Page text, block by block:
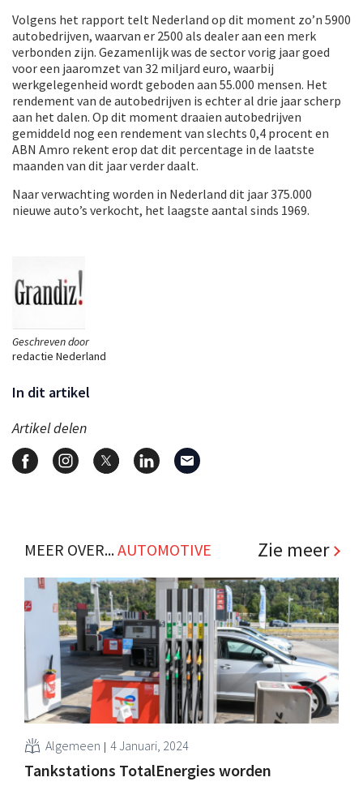
Geschreven door
redactie Nederland
In dit artikel
Artikel delen
Volgens het rapport telt Nederland op dit moment zo’n 5900
autobedrijven, waarvan er 2500 als dealer aan een merk
verbonden zijn. Gezamenlijk was de sector vorig jaar goed
voor een jaaromzet van 32 miljard euro, waarbij
werkgelegenheid wordt geboden aan 55.000 mensen. Het
rendement van de autobedrijven is echter al drie jaar scherp
aan het dalen. Op dit moment draaien autobedrijven
gemiddeld nog een rendement van slechts 0,4 procent en
ABN Amro rekent erop dat dit percentage in de laatste
maanden van dit jaar verder daalt.
Naar verwachting worden in Nederland dit jaar 375.000
nieuwe auto’s verkocht, het laagste aantal sinds 1969.
MEER OVER...AUTOMOTIVE Zie meer
Algemeen 4 Januari, 2024
Tankstations TotalEnergies worden